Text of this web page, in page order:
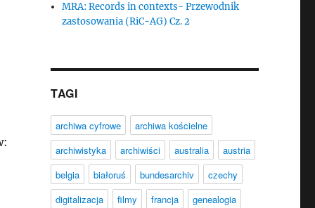
MRA: Records in contexts- Przewodnik
zastosowania (RiC-AG) Cz. 2
TAGI
archiwa cyfrowe
archiwa kościelne
archiwistyka
archiwiści australia
austria
belgia
białoruś bundesarchiv
czechy
digitalizacja
filmy francja
genealogia